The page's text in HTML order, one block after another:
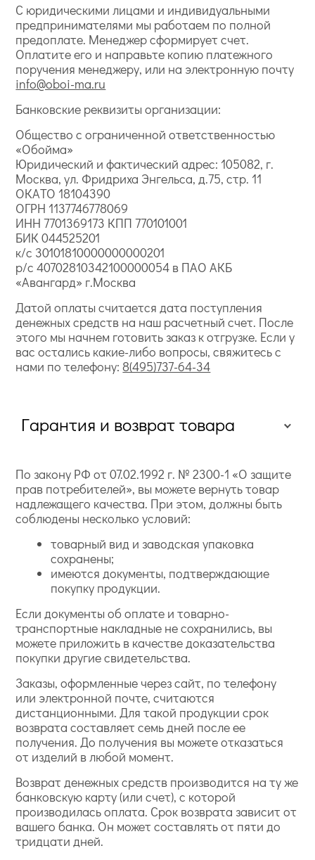
С юридическими лицами и индивидуальными
предпринимателями мы работаем по полной
предоплате. Менеджер сформирует счет.
Оплатите его и направьте копию платежного
поручения менеджеру, или на электронную почту
info@oboi-ma.ru
Банковские реквизиты организации:
Общество с ограниченной ответственностью
«Обойма»
Юридический и фактический адрес: 105082, г.
Москва, ул. Фридриха Энгельса, д.75, стр. 11
ОКАТО 18104390
ОГРН 1137746778069
ИНН 7701369173 КПП 770101001
БИК 044525201
к/с 30101810000000000201
р/с 40702810342100000054 в ПАО АКБ
«Авангард» г.Москва
Датой оплаты считается дата поступления
денежных средств на наш расчетный счет. После
этого мы начнем готовить заказ к отгрузке. Если у
вас остались какие-либо вопросы, свяжитесь с
нами по телефону: 8(495)737-64-34
Гарантия и возврат товара
По закону РФ от 07.02.1992 г. № 2300-1 «О защите
прав потребителей», вы можете вернуть товар
надлежащего качества. При этом, должны быть
соблюдены несколько условий:
товарный вид и заводская упаковка
сохранены;
имеются документы, подтверждающие
покупку продукции.
Если документы об оплате и товарно-
транспортные накладные не сохранились, вы
можете приложить в качестве доказательства
покупки другие свидетельства.
Заказы, оформленные через сайт, по телефону
или электронной почте, считаются
дистанционными. Для такой продукции срок
возврата составляет семь дней после ее
получения. До получения вы можете отказаться
от изделий в любой момент.
Возврат денежных средств производится на ту же
банковскую карту (или счет), с которой
производилась оплата. Срок возврата зависит от
вашего банка. Он может составлять от пяти до
тридцати дней.